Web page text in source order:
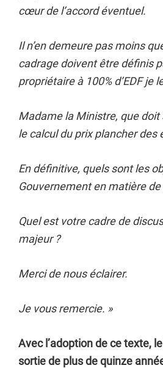
cœur de l’accord éventuel.
Il n’en demeure pas moins
cadrage doivent être définis
propriétaire à 100% d’EDF je
Madame la Ministre, que
le calcul du prix plancher des
En définitive, quels sont les
Gouvernement en matière
Quel est votre cadre de
majeur ?
Merci de nous éclairer.
Je vous remercie. »
Avec l’adoption de ce texte,
sortie de plus de quinze